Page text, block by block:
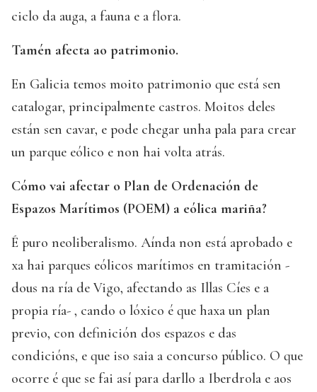
ciclo da auga, a fauna e a flora.
Tamén afecta ao patrimonio.
En Galicia temos moito patrimonio que está sen
catalogar, principalmente castros. Moitos deles
están sen cavar, e pode chegar unha pala para crear
un parque eólico e non hai volta atrás.
Cómo vai afectar o Plan de Ordenación de
Espazos Marítimos (POEM) a eólica mariña?
É puro neoliberalismo. Aínda non está aprobado e
xa hai parques eólicos marítimos en tramitación -
dous na ría de Vigo, afectando as Illas Cíes e a
propia ría- , cando o lóxico é que haxa un plan
previo, con definición dos espazos e das
condicións, e que iso saia a concurso público. O que
ocorre é que se fai así para darllo a Iberdrola e aos